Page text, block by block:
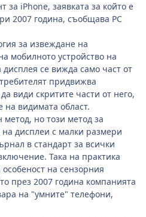
за iPhone, заявката за който е
2007 година, съобщава PC
за извеждане на
мобилното устройство на
се вижда само част от
придвижва
види скритите части от него,
видимата област.
метод, но този метод за
дисплеи с малки размери
в стандарт за всички
Така на практика
на сензорния
през 2007 година компанията
на "умните" телефони,